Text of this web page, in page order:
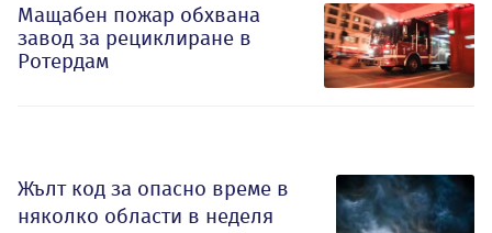
Мащабен пожар обхвана
завод за рециклиране в
Ротердам
Жълт код за опасно време в
няколко области в неделя